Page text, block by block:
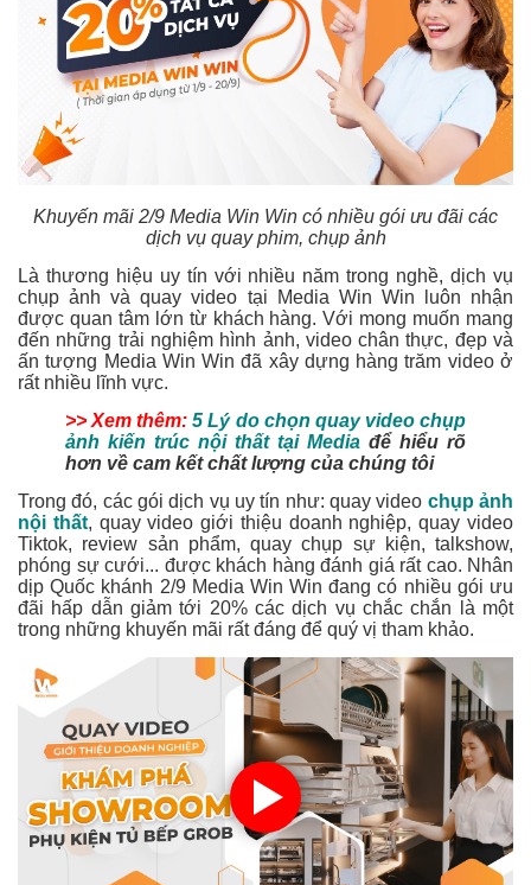
Khuyến mãi 2/9 Media Win Win có nhiều gói ưu đãi các
dịch vụ quay phim, chụp ảnh
Là thương hiệu uy tín với nhiều năm trong nghề, dịch vụ
chụp ảnh và quay video tại Media Win Win luôn nhận
được quan tâm lớn từ khách hàng. Với mong muốn mang
đến những trải nghiệm hình ảnh, video chân thực, đẹp và
ấn tượng Media Win Win đã xây dựng hàng trăm video ở
rất nhiều lĩnh vực.
>> Xem thêm: 5 Lý do chọn quay video chụp
ảnh kiến trúc nội thất tại Media để hiểu rõ
hơn về cam kết chất lượng của chúng tôi
Trong đó, các gói dịch vụ uy tín như: quay video chụp ảnh
nội thất, quay video giới thiệu doanh nghiệp, quay video
Tiktok, review sản phẩm, quay chụp sự kiện, talkshow,
phóng sự cưới... được khách hàng đánh giá rất cao. Nhân
dịp Quốc khánh 2/9 Media Win Win đang có nhiều gói ưu
đãi hấp dẫn giảm tới 20% các dịch vụ chắc chắn là một
trong những khuyến mãi rất đáng để quý vị tham khảo.